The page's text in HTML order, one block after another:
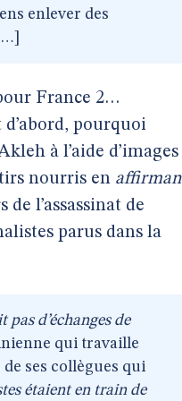
enlever des
France 2…
pourquoi
à l’aide d’images
nourris en
l’assassinat de
parus dans la
d’échanges de
qui travaille
ses collègues qui
étaient en train de